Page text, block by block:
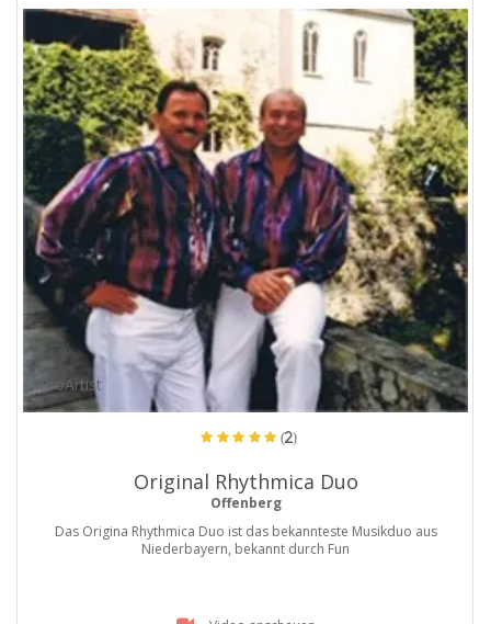
ProArtist
(2)
Original Rhythmica Duo
Offenberg
Das Origina Rhythmica Duo ist das bekannteste Musikduo aus
Niederbayern, bekannt durch Fun